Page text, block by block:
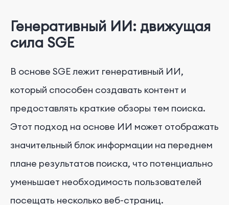
Генеративный ИИ: движущая
сила SGE
В основе SGE лежит генеративный ИИ,
который способен создавать контент и
предоставлять краткие обзоры тем поиска.
Этот подход на основе ИИ может отображать
значительный блок информации на переднем
плане результатов поиска, что потенциально
уменьшает необходимость пользователей
посещать несколько веб-страниц.